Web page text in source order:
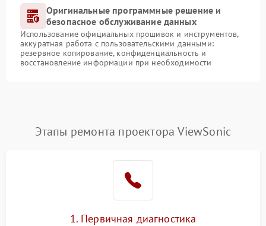
Оригинальные программные решение и
безопасное обслуживание данных
Использование официальных прошивок и инструментов,
аккуратная работа с пользовательскими данными:
резервное копирование, конфиденциальность и
восстановление информации при необходимости
Этапы ремонта проектора ViewSonic
1. Первичная диагностика